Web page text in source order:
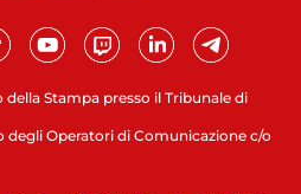
Stampa presso il Tribunale di
degli Operatori di Comunicazione c/o